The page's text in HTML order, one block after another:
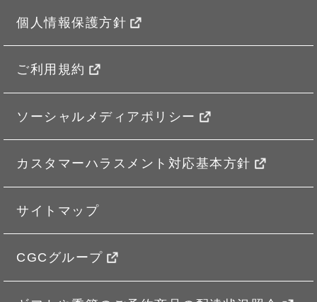
個人情報保護方針
ご利用規約
ソーシャルメディアポリシー
カスタマーハラスメント対応基本方針
サイトマップ
CGCグループ